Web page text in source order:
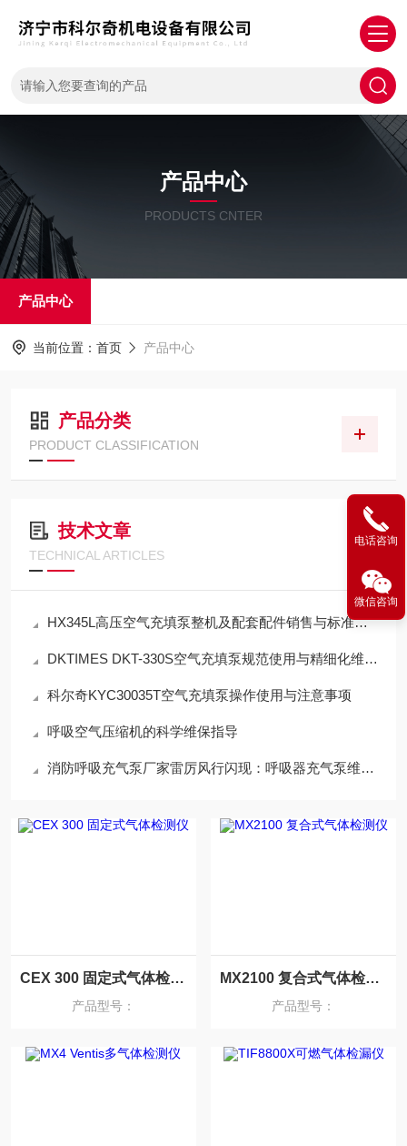
产品中心
PRODUCTS CNTER
产品中心
当前位置： 首页 产品中心
产品分类
PRODUCT CLASSIFICATION
技术文章
TECHNICAL ARTICLES
HX345L高压空气充填泵整机及配套配件销售与标准化应用技术解析
DKTIMES DKT-330S空气充填泵规范使用与精细化维保技术指南
科尔奇KYC30035T空气充填泵操作使用与注意事项
呼吸空气压缩机的科学维保指导
消防呼吸充气泵厂家雷厉风行闪现：呼吸器充气泵维保机构
CEX 300 固定式气体检测仪
产品型号：
MX2100 复合式气体检测仪
产品型号：
电话咨询
微信咨询